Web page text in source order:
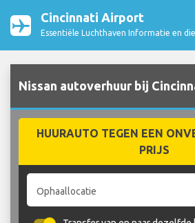
Cincinnati Airport
Essentiële Luchthaven Informatie en
Nissan autoverhuur bij
HUURAUTO TEGEN EEN
PRIJS
Ophaallocatie